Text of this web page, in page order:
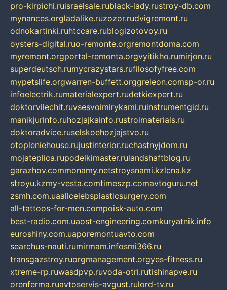
pro-kirpichi.ruisraelsale.rublack-lady.rustroy-db.com
mynances.orgladalike.ruzozor.rudvigremont.ru
odnokartinki.ruhtccare.rublogizotovoy.ru
oysters-digital.ruo-remonte.orgremontdoma.com
myremont.orgportal-remonta.orgvyitikho.rumirjon.ru
superdeutsch.rumycrazystars.rufilosofyfree.com
mypetslife.orgwarren-buffett.orggreleon.comsp-or.ru
infoelectrik.rumaterialexpert.rudetkiexpert.ru
doktorvilechit.ruvsesvoimirykami.ruinstrumentgid.ru
manikjurinfo.ruhozjajkainfo.rustroimaterials.ru
doktoradvice.ruselskoehozjajstvo.ru
otopleniehouse.rujustinterior.ruchastnyjdom.ru
mojateplica.rupodelkimaster.rulandshaftblog.ru
garazhov.commonamy.netstroysnami.kzlcna.kz
stroyu.kzmy-vesta.comtimeszp.comavtoguru.net
zsmh.com.uaallcelebsplasticsurgery.com
all-tattoos-for-men.compoisk-auto.com
best-radio.com.uaost-engineering.comkuryatnik.info
euroshiny.com.uaporemontuavto.com
searchus-nauti.rumirmam.infosmi366.ru
transgazstroy.ruorgmanagement.orgyes-fitness.ru
xtreme-rp.ruwasdpvp.ruvoda-otri.rutishinapve.ru
orenferma.ruavtoservis-avgust.rulord-tv.ru